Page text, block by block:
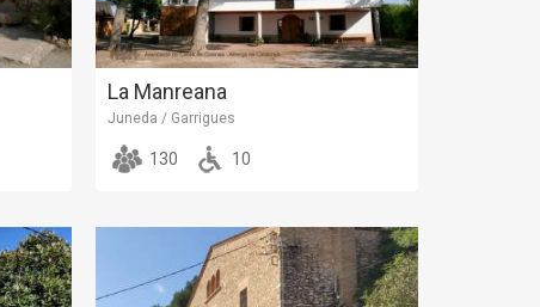
La Manreana
Juneda / Garrigues
130 10